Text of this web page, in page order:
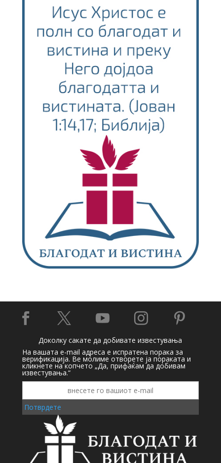
    
Доколку сакате да добивате известувања
На вашата e-mail адреса е испратена порака за
верификација. Ве молиме отворете ја пораката и
кликнете на копчето „Да, прифаќам да добивам
известувања.“
Потврдете